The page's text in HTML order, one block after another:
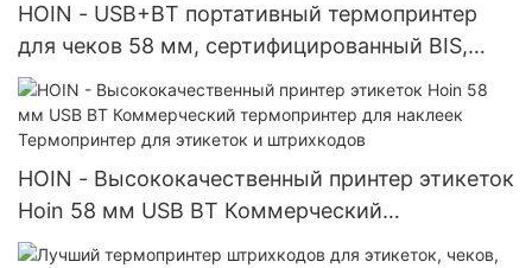
HOIN - USB+BT портативный термопринтер
для чеков 58 мм, сертифицированный BIS,
предложение от производителя, портативный
термопринтер 58 мм
HOIN - Высококачественный принтер этикеток
Hoin 58 мм USB BT Коммерческий
термопринтер для наклеек Термопринтер для